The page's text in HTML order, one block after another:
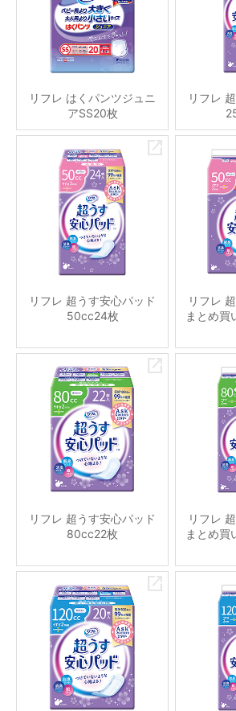
リフレ はくパンツジュニ
アSS20枚
リフレ
リフレ 超うす安心パッド
50cc24枚
リフレ
まとめ
リフレ 超うす安心パッド
80cc22枚
リフレ
まとめ